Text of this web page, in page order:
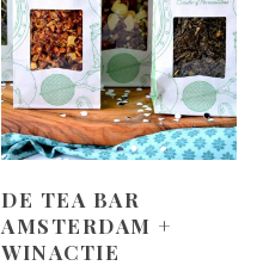
DE TEA BAR
AMSTERDAM +
WINACTIE